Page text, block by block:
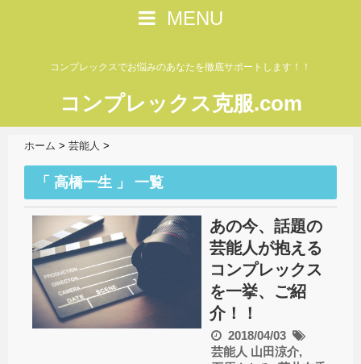
MENU
コンプレックスでお悩みのあなたを徹底サポートします！！
コンプレックス克服.com
ホーム > 芸能人 >
「 高橋一生 」 一覧
あの今、話題の
芸能人が抱える
コンプレックス
を一挙、ご紹
介！！
2018/04/03
芸能人 山田涼介,